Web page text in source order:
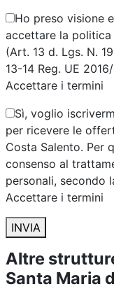
Ho preso visione
accettare la politica
(Art. 13 d. Lgs. N.
13-14 Reg. UE
Accettare i termini
Sì, voglio
per ricevere le
Costa Salento. Per
consenso al
personali, secondo
Accettare i termini
INVIA
Altre
Santa Maria